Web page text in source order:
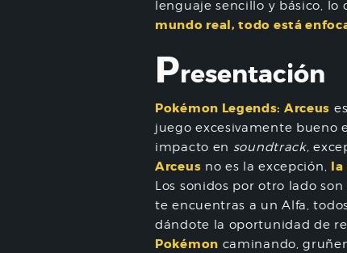
lenguaje sencillo y básico, lo
mundo real, todo está
Presentación
Pokémon Legends: Arceus
juego excesivamente bueno
impacto en soundtrack,
Arceus no es la excepción, la
Los sonidos por otro lado
te encuentras a un Alfa,
dándote la oportunidad de
Pokémon caminando,